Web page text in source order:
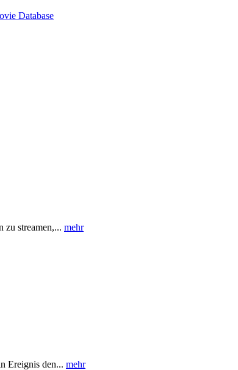
Database
zu streamen,... mehr
Ereignis den... mehr